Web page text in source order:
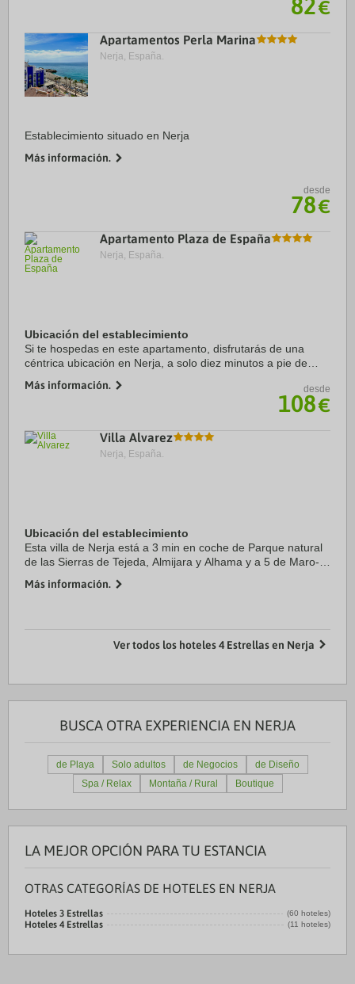
82€
Apartamentos Perla Marina
Nerja, España.
Establecimiento situado en Nerja
Más información.
desde
78€
Apartamento Plaza de España
Nerja, España.
Ubicación del establecimiento
Si te hospedas en este apartamento, disfrutarás de una
céntrica ubicación en Nerja, a solo diez minutos a pie de
apartamento de 4 estrellas se encuentra a ...
Más información. desde
108€
Villa Alvarez
Nerja, España.
Ubicación del establecimiento
Esta villa de Nerja está a 3 min en coche de Parque natural
de las Sierras de Tejeda, Almijara y Alhama y a 5 de Maro-
encuentra a 14,1 km de Balcón ...
Más información.
Ver todos los hoteles 4 Estrellas en Nerja
BUSCA OTRA EXPERIENCIA EN NERJA
de Playa Solo adultos de Negocios
de Diseño
Spa / Relax
Montaña / Rural Boutique
LA MEJOR OPCIÓN PARA TU ESTANCIA
OTRAS CATEGORÍAS DE HOTELES EN NERJA
Hoteles 3 Estrellas (60 hoteles)
Hoteles 4 Estrellas (11 hoteles)